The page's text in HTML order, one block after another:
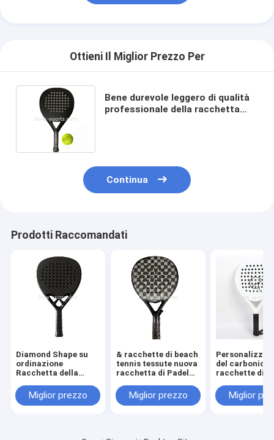
Ottieni Il Miglior Prezzo Per
Bene durevole leggero di qualità
professionale della racchetta
Continua
Prodotti Raccomandati
Diamond Shape su
ordinazione
Racchetta della
CarbonFiber 12k
Padel Paddel della
Miglior prezzo
& racchette di beach
tennis tessute nuova
racchetta di Padel
colori 3K di
progettazione due
Miglior prezzo
Personalizzi
del carbonio
racchette di
racchetta di
Professional
Miglior